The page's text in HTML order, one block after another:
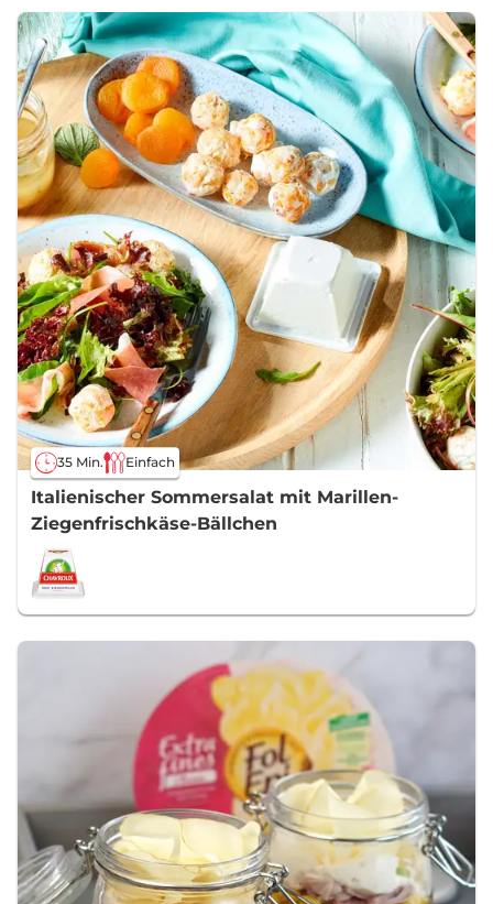
35 Min. Einfach
Italienischer Sommersalat mit Marillen-
Ziegenfrischkäse-Bällchen